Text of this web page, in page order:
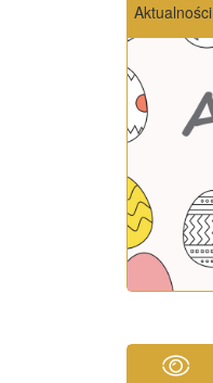
Aktualności